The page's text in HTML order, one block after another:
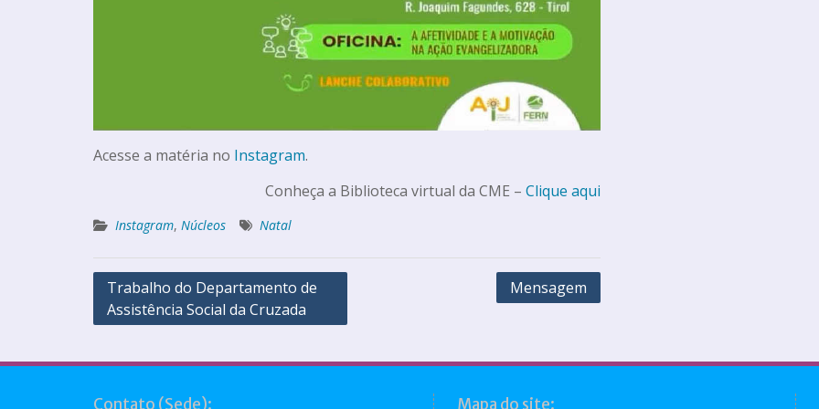
Acesse a matéria no Instagram.
Conheça a Biblioteca virtual da CME – Clique aqui
Instagram, Núcleos Natal
Trabalho do Departamento de
Assistência Social da Cruzada
Mensagem
Contato (Sede): Mapa do site: